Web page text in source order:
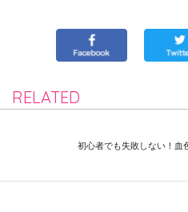
RELATED
初心者でも失敗しない！血